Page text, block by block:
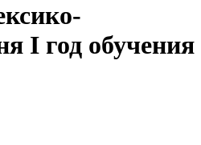
I год обучения